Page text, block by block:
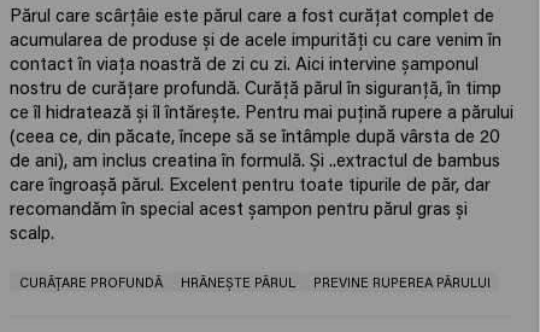
Părul care scârțâie este părul care a fost curățat complet de
acumularea de produse și de acele impurități cu care venim în
contact în viața noastră de zi cu zi. Aici intervine șamponul
nostru de curățare profundă. Curăță părul în siguranță, în timp
ce îl hidratează și îl întărește. Pentru mai puțină rupere a părului
(ceea ce, din păcate, începe să se întâmple după vârsta de 20
de ani), am inclus creatina în formulă. Și ..extractul de bambus
care îngroașă părul. Excelent pentru toate tipurile de păr, dar
recomandăm în special acest șampon pentru părul gras și
CURĂȚARE PROFUNDĂ HRĂNEȘTE PĂRUL PREVINE RUPEREA PĂRULUI